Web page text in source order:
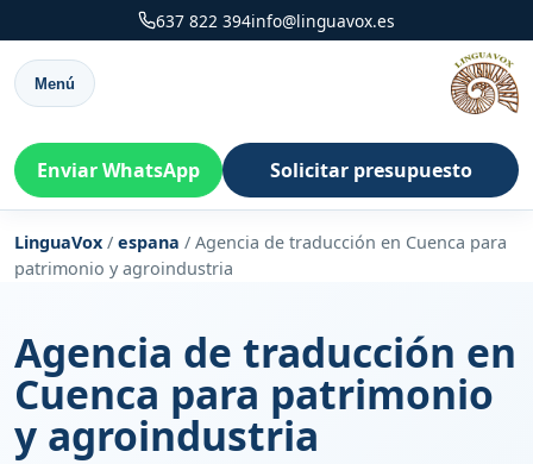
637 822 394info@linguavox.es
Menú
Enviar WhatsApp Solicitar presupuesto
LinguaVox / espana / Agencia de traducción en Cuenca para
patrimonio y agroindustria
Agencia de traducción en
Cuenca para patrimonio
y agroindustria